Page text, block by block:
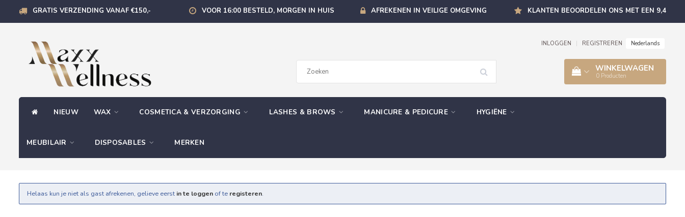
GRATIS VERZENDING VANAF €150,- VOOR 16:00 BESTELD, MORGEN IN HUIS AFREKENEN IN VEILIGE OMGEVING KLANTEN BEOORDELEN ONS MET EEN 9,4
INLOGGEN REGISTREREN Nederlands
WINKELWAGEN
0 Producten
NIEUW WAX COSMETICA & VERZORGING LASHES & BROWS MANICURE & PEDICURE HYGIËNE
MEUBILAIR DISPOSABLES MERKEN
Helaas kun je niet als gast afrekenen, gelieve eerst in te loggen of te registeren.